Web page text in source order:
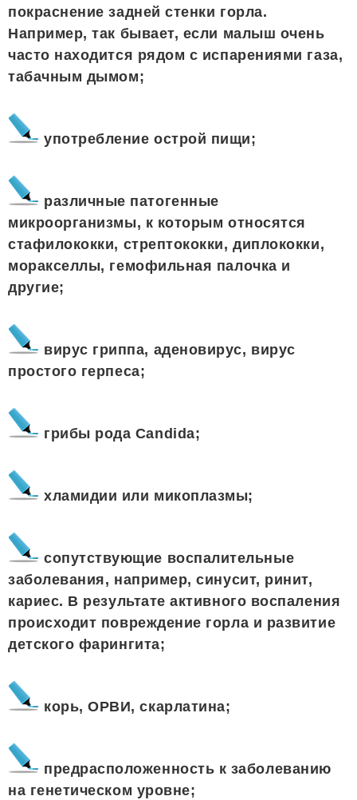
покраснение задней стенки горла.
Например, так бывает, если малыш очень
часто находится рядом с испарениями газа,
табачным дымом;
употребление острой пищи;
различные патогенные
микроорганизмы, к которым относятся
стафилококки, стрептококки, диплококки,
моракселлы, гемофильная палочка и
другие;
вирус гриппа, аденовирус, вирус
простого герпеса;
грибы рода Candida;
хламидии или микоплазмы;
сопутствующие воспалительные
заболевания, например, синусит, ринит,
кариес. В результате активного воспаления
происходит повреждение горла и развитие
детского фарингита;
корь, ОРВИ, скарлатина;
предрасположенность к заболеванию
на генетическом уровне;